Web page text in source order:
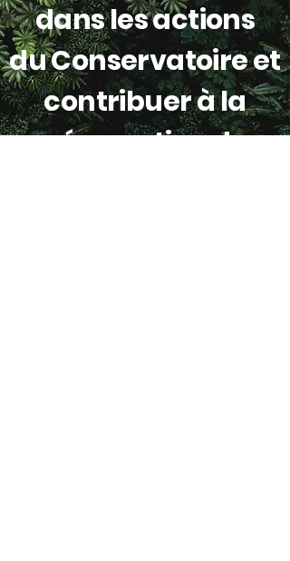
dans les actions
duConservatoire et
contribuer àla
préservation des